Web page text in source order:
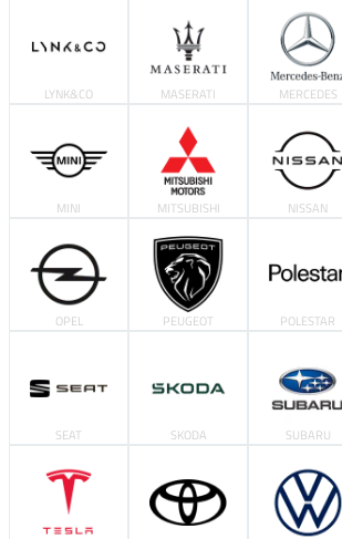
LYNK&CO MASERATI MERCEDES
MINI MITSUBISHI NISSAN
OPEL PEUGEOT POLESTAR
SEAT SKODA SUBARU